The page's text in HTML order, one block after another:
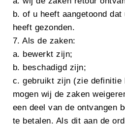
b. of u heeft aangetoond
heeft gezonden.
7. Als de zaken:
a. bewerkt zijn;
b. beschadigd zijn;
c. gebruikt zijn (zie definitie
mogen wij de zaken
een deel van de ontvangen
te betalen. Als dit aan de